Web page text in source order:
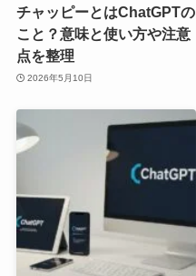
チャッピーとはChatGPTの
こと？意味と使い方や注意
点を整理
2026年5月10日